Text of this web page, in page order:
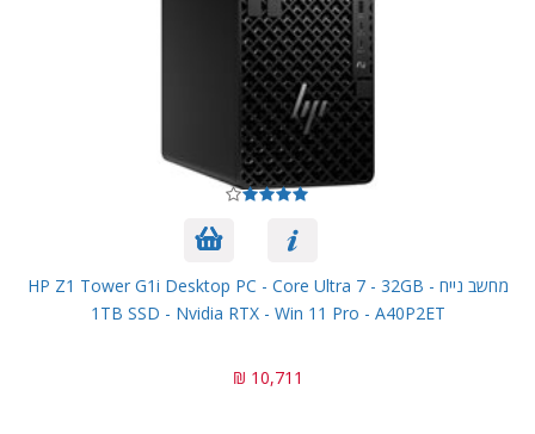
מחשב נייח HP Z1 Tower G1i Desktop PC - Core Ultra 7 - 32GB -
1TB SSD - Nvidia RTX - Win 11 Pro - A40P2ET
10,711 ₪